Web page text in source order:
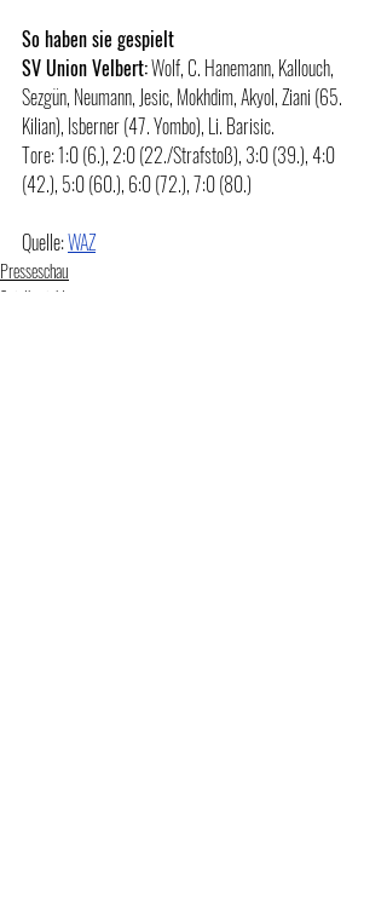
So haben sie gespielt
SV Union Velbert: Wolf, C. Hanemann, Kallouch,
Sezgün, Neumann, Jesic, Mokhdim, Akyol, Ziani (65.
Kilian), Isberner (47. Yombo), Li. Barisic.
Tore: 1:0 (6.), 2:0 (22./Strafstoß), 3:0 (39.), 4:0
(42.), 5:0 (60.), 6:0 (72.), 7:0 (80.)
Quelle: WAZ
Presseschau
Spielberichte